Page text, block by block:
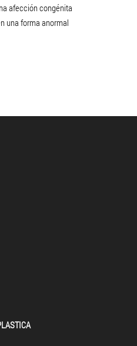
afección congénita
una forma anormal